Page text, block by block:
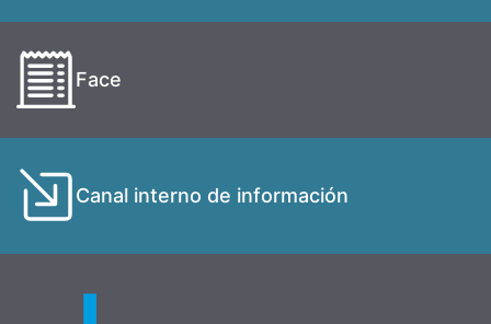
Face
Canal interno de información